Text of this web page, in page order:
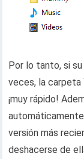
Por lo tanto, si
veces, la carpeta
¡muy rápido!
versión más
deshacerse de